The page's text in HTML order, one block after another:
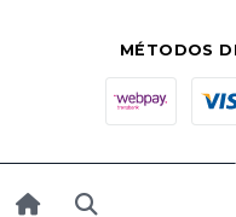
MÉTODOS